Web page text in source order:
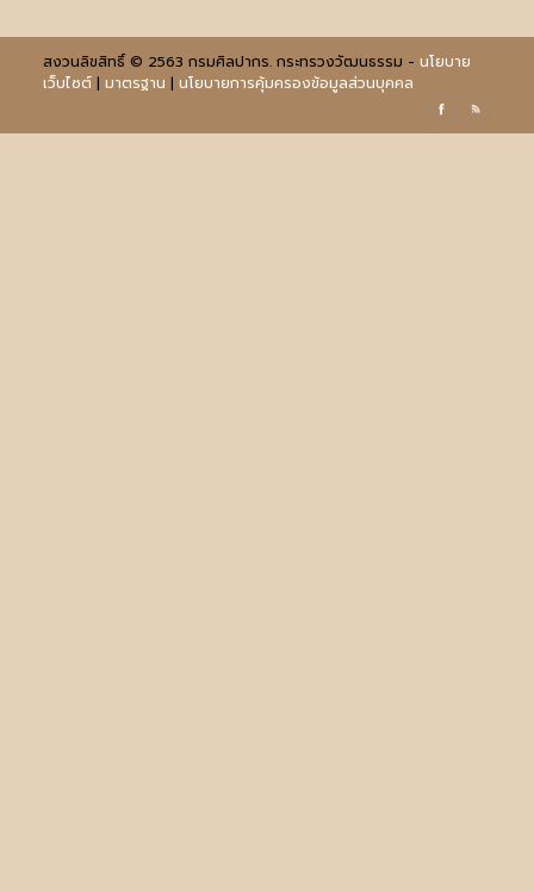
สงวนลิขสิทธิ์ © 2563 กรมศิลปากร. กระทรวงวัฒนธรรม - นโยบาย
เว็บไซต์| มาตรฐาน | นโยบายการคุ้มครองข้อมูลส่วนบุคคล